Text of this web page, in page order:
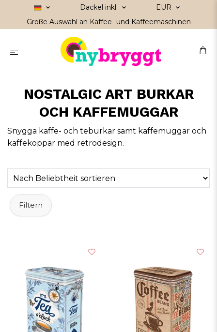
Dackel inkl.
EUR
Große Auswahl an Kaffee- und Kaffeemaschinen
NOSTALGIC ART BURKAR
OCH KAFFEMUGGAR
Snygga kaffe- och teburkar samt kaffemuggar och
kaffekoppar med retrodesign.
Filtern